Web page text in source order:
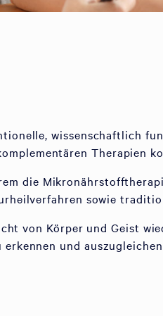
wissenschaftlich
Therapien
die
sowie
von Körper und Geist
und